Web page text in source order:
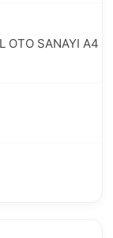
OTO SANAYI A4